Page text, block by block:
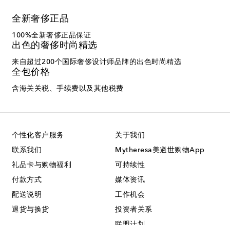
全新奢侈正品
100%全新奢侈正品保证
出色的奢侈时尚精选
来自超过200个国际奢侈设计师品牌的出色时尚精选
全包价格
含海关关税、手续费以及其他税费
个性化客户服务
联系我们
礼品卡与购物福利
付款方式
配送说明
退货与换货
关于我们
Mytheresa美遴世购物App
可持续性
媒体资讯
工作机会
投资者关系